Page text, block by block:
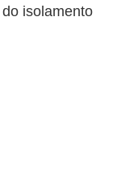
isolamento